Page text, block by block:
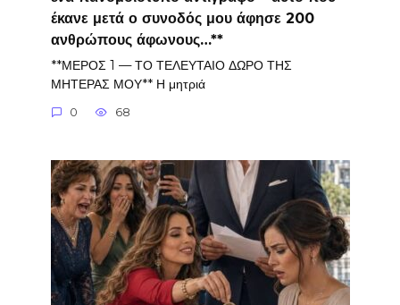
έκανε μετά ο συνοδός μου άφησε 200
ανθρώπους άφωνους…**
**ΜΕΡΟΣ 1 — ΤΟ ΤΕΛΕΥΤΑΙΟ ΔΩΡΟ ΤΗΣ
ΜΗΤΕΡΑΣ ΜΟΥ** Η μητριά
0 68